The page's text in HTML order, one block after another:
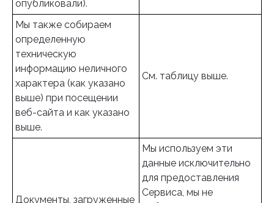
опубликовали).
Мы также собираем
определенную
техническую
информацию неличного
характера (как указано
выше) при посещении
веб-сайта и как указано
выше.
См. таблицу выше.
Документы, загруженные
Мы используем эти
данные исключительно
для предоставления
Сервиса, мы не